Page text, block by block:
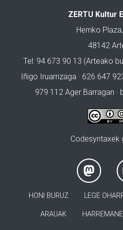
ZERTU Kultur
Herriko
48142
Tel: 94 673 90 13 (Arteako
Iñigo Iruarrizaga · 626 647
979 112 Ager Barragan ·
Codesyntaxek
HONI BURUZ LEGE
ARAUAK